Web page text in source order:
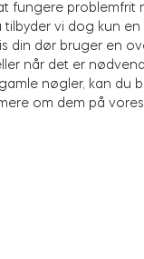
FIND EN BUTIK
LOG IND
fungere problemfrit
tilbyder vi dog kun en
din dør bruger en
når det er
nøgler, kan du
om dem på vores